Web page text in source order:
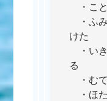
・こ
・ふ
けた
・い
る
・む
・ほ